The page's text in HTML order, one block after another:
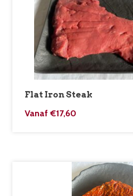
Flat Iron Steak
Vanaf €17,60